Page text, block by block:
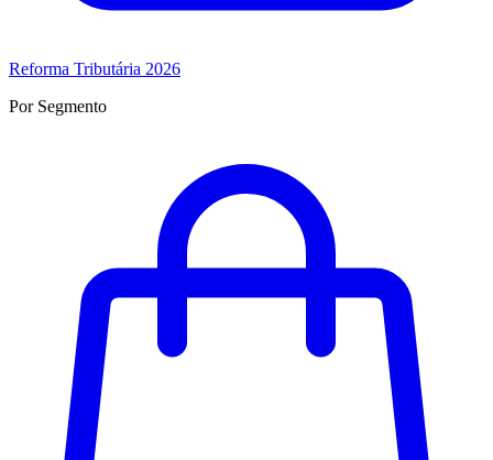
Reforma Tributária 2026
Por Segmento